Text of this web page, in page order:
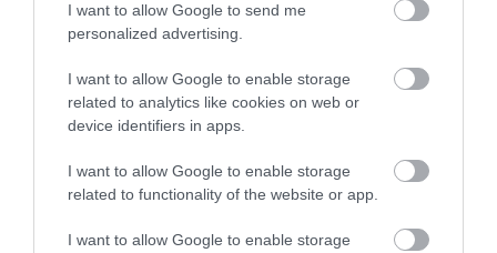
I want to allow Google to send me
personalized advertising.
I want to allow Google to enable storage
related to analytics like cookies on web or
device identifiers in apps.
I want to allow Google to enable storage
related to functionality of the website or app.
I want to allow Google to enable storage
Bizonyos körülmények között birtokháborításnak számít, ha a
szomszéd állata zavarja a környéken élők nyugalmát. Kezdjük
egy békés rendezéssel és ha nem sikerül dűlőre jutni, jöhet az